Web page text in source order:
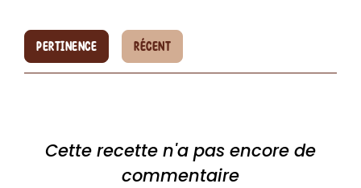
PERTINENCE RÉCENT
Cette recette n'a pas encore de
commentaire